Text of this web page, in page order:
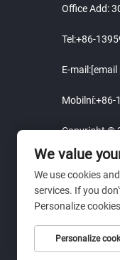
Office Add:
Tel:+86-
E-mail:
Mobilní:+86-
Copyright ©
We value
We use cookies
services. If you
Personalize
Personalize